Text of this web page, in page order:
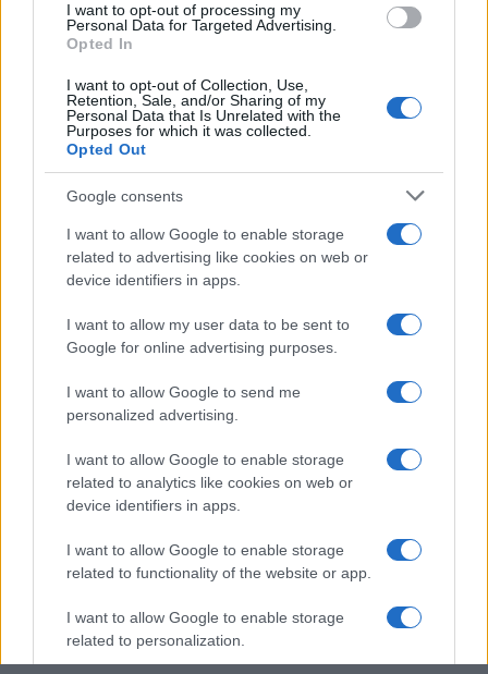
consent section.
I want to opt-out of processing my
Personal Data for Targeted Advertising.
Opted In
I want to opt-out of Collection, Use,
Retention, Sale, and/or Sharing of my
Personal Data that Is Unrelated with the
Purposes for which it was collected.
Opted Out
Google consents
I want to allow Google to enable storage
related to advertising like cookies on web or
device identifiers in apps.
I want to allow my user data to be sent to
Google for online advertising purposes.
I want to allow Google to send me
personalized advertising.
I want to allow Google to enable storage
related to analytics like cookies on web or
device identifiers in apps.
I want to allow Google to enable storage
related to functionality of the website or app.
I want to allow Google to enable storage
related to personalization.